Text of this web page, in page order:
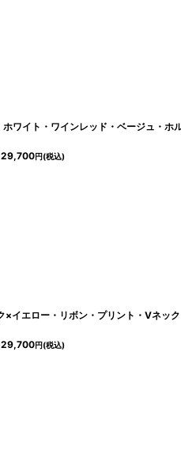
29,700円(税込)
29,700円(税込)